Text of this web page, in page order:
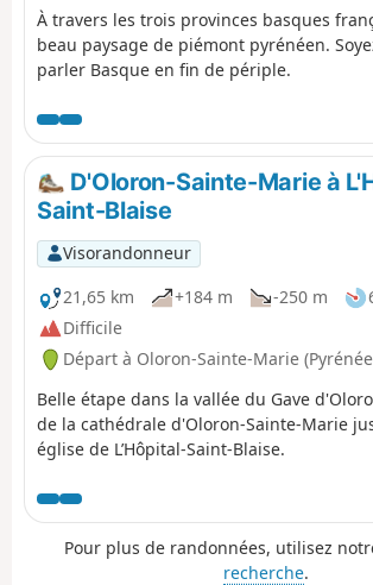
À travers les trois provinces basques
beau paysage de piémont pyrénéen.
parler Basque en fin de périple.
D'Oloron-Sainte-Marie à
Saint-Blaise
Visorandonneur
21,65 km
+184 m -250 m
Difficile
Départ à Oloron-Sainte-Marie
Belle étape dans la vallée du Gave
de la cathédrale d'Oloron-Sainte-Marie
église de L’Hôpital-Saint-Blaise.
Pour plus de randonnées, utilisez
recherche.